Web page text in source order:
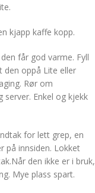
kjapp kaffe kopp.
får god varme. Fyll
den oppå Lite eller
Rør om
Enkel og kjekk
for lett grep, en
på innsiden. Lokket
den ikke er i bruk,
Mye plass spart.